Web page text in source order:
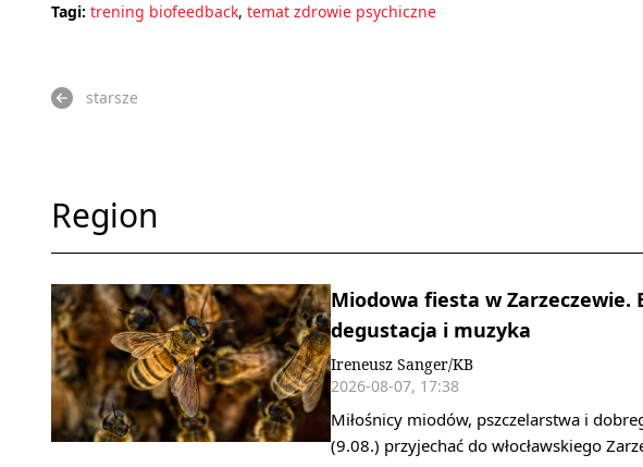
Tagi: trening biofeedback, temat zdrowie psychiczne
starsze
Region
Miodowa fiesta w Zarzeczewie.
degustacja i muzyka
Ireneusz Sanger/KB
2026-08-07, 17:38
Miłośnicy miodów, pszczelarstwa i
(9.08.) przyjechać do włocławskiego